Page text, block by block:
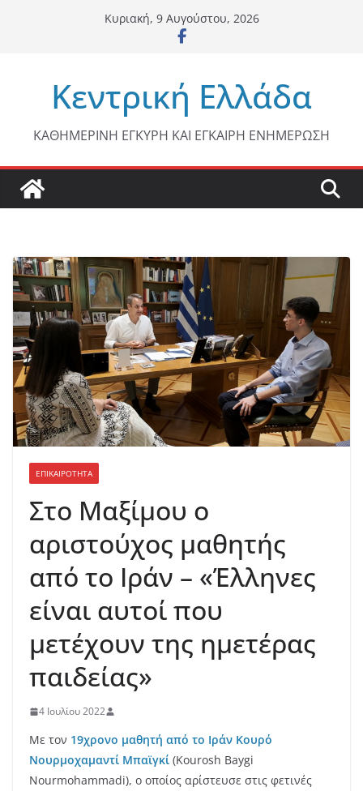
Κυριακή, 9 Αυγούστου, 2026
Κεντρική Ελλάδα
ΚΑΘΗΜΕΡΙΝΗ ΕΓΚΥΡΗ ΚΑΙ ΕΓΚΑΙΡΗ ΕΝΗΜΕΡΩΣΗ
ΕΠΙΚΑΙΡΟΤΗΤΑ
Στο Μαξίμου ο
αριστούχος μαθητής
από το Ιράν – «Έλληνες
είναι αυτοί που
μετέχουν της ημετέρας
παιδείας»
4 Ιουλίου 2022
Με τον 19χρονο μαθητή από το Ιράν Κουρό
Νουρμοχαμαντί Μπαϊγκί (Kourosh Baygi
Nourmohammadi), ο οποίος αρίστευσε στις φετινές